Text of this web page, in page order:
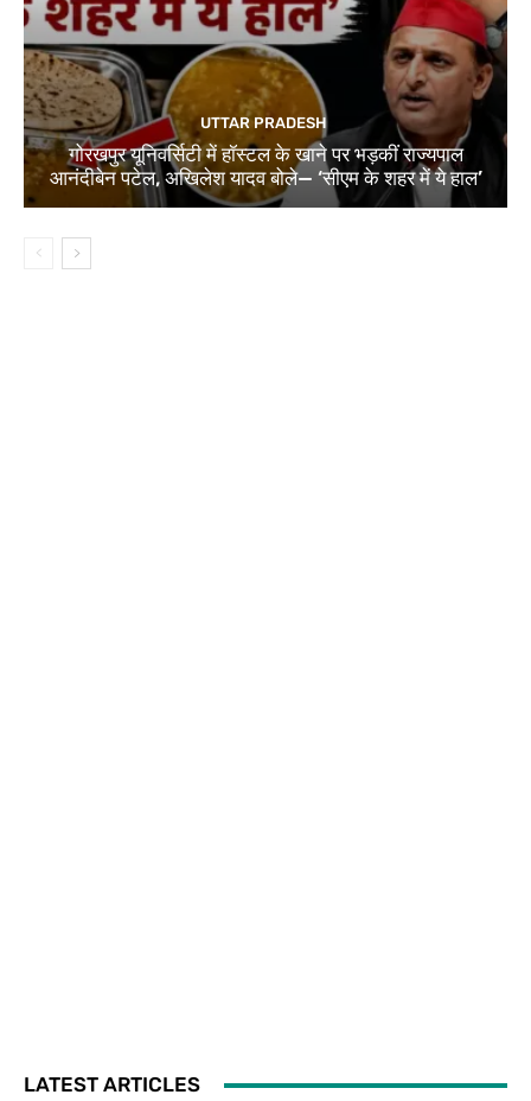
UTTAR PRADESH
गोरखपुर यूनिवर्सिटी में हॉस्टल के खाने पर भड़कीं राज्यपाल
आनंदीबेन पटेल, अखिलेश यादव बोले— ‘सीएम के शहर में ये हाल’
LATEST ARTICLES